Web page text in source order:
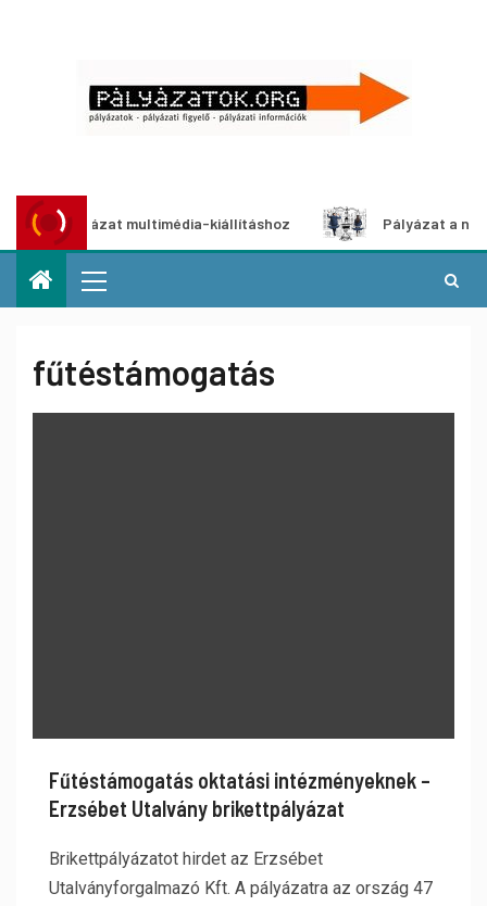
pályázat multimédia-kiállításhoz Pályázat a nemek
fűtéstámogatás
Fűtéstámogatás oktatási intézményeknek –
Erzsébet Utalvány brikettpályázat
Brikettpályázatot hirdet az Erzsébet
Utalványforgalmazó Kft. A pályázatra az ország 47